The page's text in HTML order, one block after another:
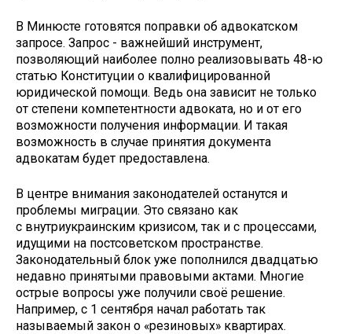
В Минюсте готовятся поправки об адвокатском
запросе. Запрос - важнейший инструмент,
позволяющий наиболее полно реализовывать 48-ю
статью Конституции о квалифицированной
юридической помощи. Ведь она зависит не только
от степени компетентности адвоката, но и от его
возможности получения информации. И такая
возможность в случае принятия документа
адвокатам будет предоставлена.
В центре внимания законодателей останутся и
проблемы миграции. Это связано как
с внутриукраинским кризисом, так и с процессами,
идущими на постсоветском пространстве.
Законодательный блок уже пополнился двадцатью
недавно принятыми правовыми актами. Многие
острые вопросы уже получили своё решение.
Например, с 1 сентября начал работать так
называемый закон о «резиновых» квартирах.